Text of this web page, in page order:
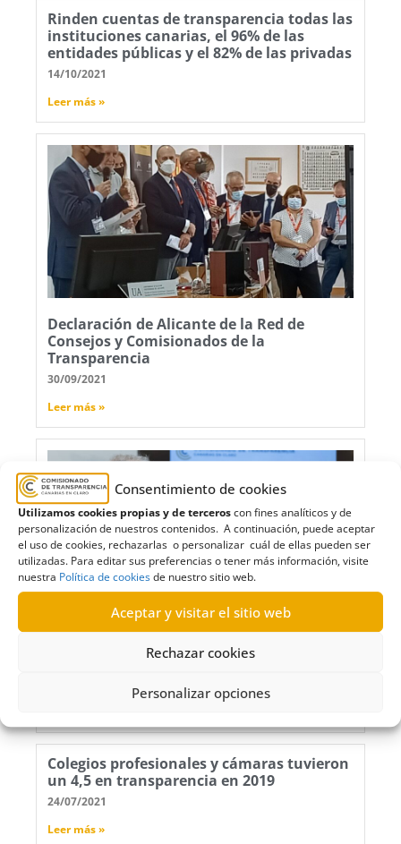
Consentimiento de cookies
Utilizamos cookies propias y de terceroscon fines analíticos y de
personalización de nuestros contenidos. A continuación, puede aceptar
el uso de cookies, rechazarlas o personalizar cuál de ellas pueden ser
utilizadas. Para editar sus preferencias o tener más información, visite
nuestra Política de cookiesde nuestro sitio web.
Aceptar y visitar el sitio web
Rechazar cookies
Personalizar opciones
Rinden cuentas de transparencia todas las
instituciones canarias, el 96% de las
entidades públicas y el 82% de las privadas
14/10/2021
Leer más »
Declaración de Alicante de la Red de
Consejos y Comisionados de la
Transparencia
30/09/2021
Leer más »
El Comisionado de Transparencia
apercibirá si no se cumple con la ley
Colegios profesionales y cámaras tuvieron
un 4,5 en transparencia en 2019
24/07/2021
Leer más »